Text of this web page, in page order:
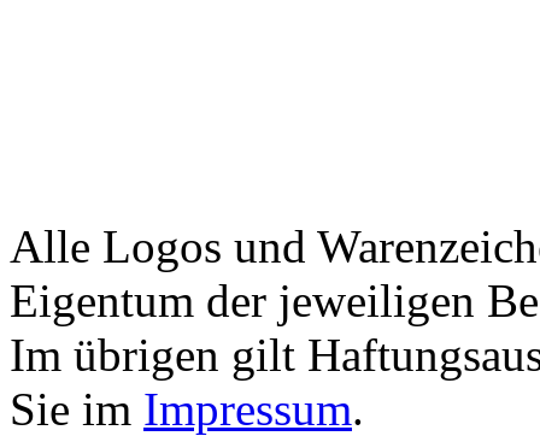
Alle Logos und
Eigentum der jeweiligen
Im übrigen gilt
Sie im Impressum.